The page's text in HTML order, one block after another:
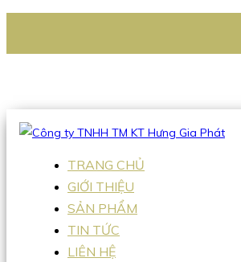
Hotline:0938 336 079
TRANG CHỦ
GIỚI THIỆU
SẢN PHẨM
TIN TỨC
LIÊN HỆ